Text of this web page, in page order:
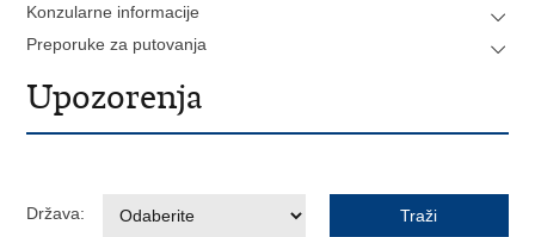
Konzularne informacije
Preporuke za putovanja
Upozorenja
Država: